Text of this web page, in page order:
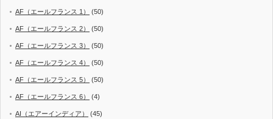
AF（エールフランス 1） (50)
AF（エールフランス 2） (50)
AF（エールフランス 3） (50)
AF（エールフランス 4） (50)
AF（エールフランス 5） (50)
AF（エールフランス 6） (4)
AI（エアーインディア） (45)